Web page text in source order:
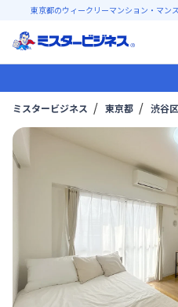
東京都のウィークリーマンション・マン
ミスタービジネス 東京都 渋谷区